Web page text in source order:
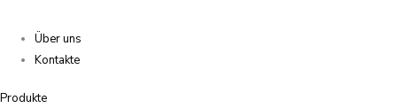
Über uns
Kontakte
Produkte